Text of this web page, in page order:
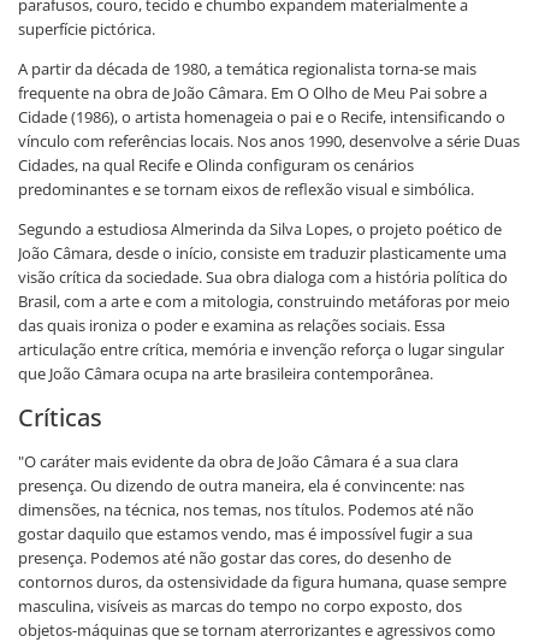
parafusos, couro, tecido e chumbo expandem materialmente a
superfície pictórica.
A partir da década de 1980, a temática regionalista torna-se mais
frequente na obra de João Câmara. Em O Olho de Meu Pai sobre a
Cidade (1986), o artista homenageia o pai e o Recife, intensificando o
vínculo com referências locais. Nos anos 1990, desenvolve a série Duas
Cidades, na qual Recife e Olinda configuram os cenários
predominantes e se tornam eixos de reflexão visual e simbólica.
Segundo a estudiosa Almerinda da Silva Lopes, o projeto poético de
João Câmara, desde o início, consiste em traduzir plasticamente uma
visão crítica da sociedade. Sua obra dialoga com a história política do
Brasil, com a arte e com a mitologia, construindo metáforas por meio
das quais ironiza o poder e examina as relações sociais. Essa
articulação entre crítica, memória e invenção reforça o lugar singular
que João Câmara ocupa na arte brasileira contemporânea.
Críticas
"O caráter mais evidente da obra de João Câmara é a sua clara
presença. Ou dizendo de outra maneira, ela é convincente: nas
dimensões, na técnica, nos temas, nos títulos. Podemos até não
gostar daquilo que estamos vendo, mas é impossível fugir a sua
presença. Podemos até não gostar das cores, do desenho de
contornos duros, da ostensividade da figura humana, quase sempre
masculina, visíveis as marcas do tempo no corpo exposto, dos
objetos-máquinas que se tornam aterrorizantes e agressivos como